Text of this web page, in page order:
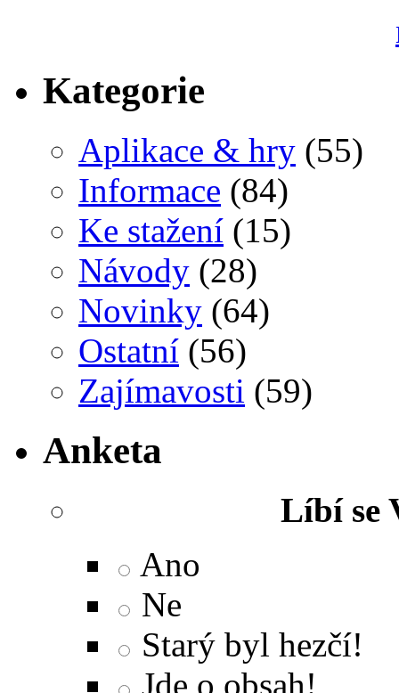
Kategorie
Aplikace & hry (55)
Informace (84)
Ke stažení (15)
Návody (28)
Novinky (64)
Ostatní (56)
Zajímavosti (59)
Anketa
Líbí se
Ano
Ne
Starý byl hezčí!
Jde o obsah!